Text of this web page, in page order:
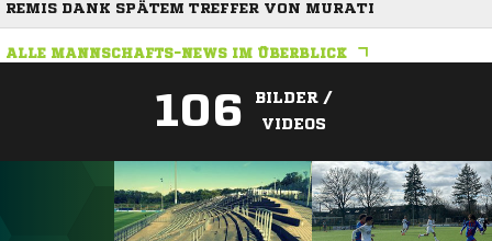
REMIS DANK SPÄTEM TREFFER VON MURATI
ALLE MANNSCHAFTS-NEWS IM ÜBERBLICK
106
BILDER /
VIDEOS